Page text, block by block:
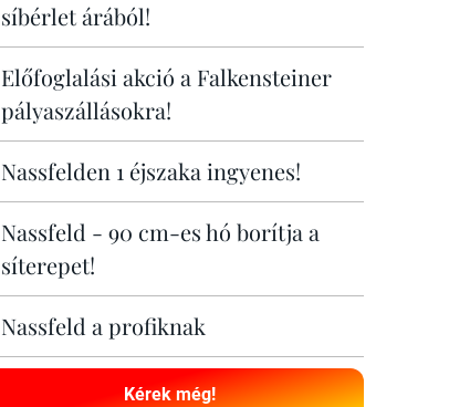
síbérlet árából!
Előfoglalási akció a Falkensteiner
pályaszállásokra!
Nassfelden 1 éjszaka ingyenes!
Nassfeld - 90 cm-es hó borítja a
síterepet!
Nassfeld a profiknak
Kérek még!